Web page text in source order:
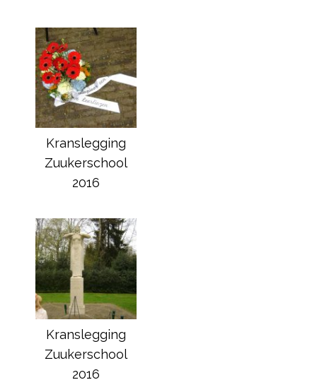
Kranslegging
Zuukerschool
2016
Kranslegging
Zuukerschool
2016